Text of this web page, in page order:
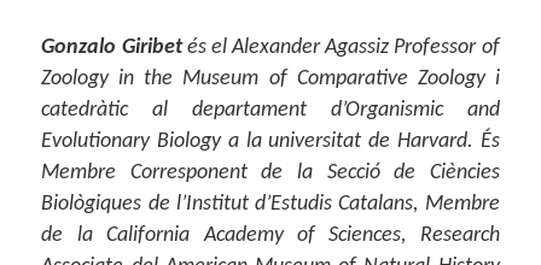
Gonzalo Giribetés el Alexander Agassiz Professor of
Zoology in the Museum of Comparative Zoology i
catedràtic al departament d’Organismic and
Evolutionary Biology a la universitat de Harvard. És
Membre Corresponent de la Secció de Ciències
Biològiques de l’Institut d’Estudis Catalans, Membre
de la California Academy of Sciences, Research